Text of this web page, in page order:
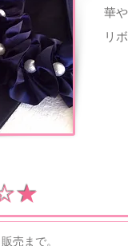
華
リ
売まで。